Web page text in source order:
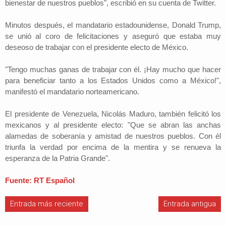
bienestar de nuestros pueblos", escribió en su cuenta de Twitter.
Minutos después, el mandatario estadounidense, Donald Trump,
se unió al coro de felicitaciones y aseguró que estaba muy
deseoso de trabajar con el presidente electo de México.
"Tengo muchas ganas de trabajar con él. ¡Hay mucho que hacer
para beneficiar tanto a los Estados Unidos como a México!",
manifestó el mandatario norteamericano.
El presidente de Venezuela, Nicolás Maduro, también felicitó los
mexicanos y al presidente electo: "Que se abran las anchas
alamedas de soberanía y amistad de nuestros pueblos. Con él
triunfa la verdad por encima de la mentira y se renueva la
esperanza de la Patria Grande".
Fuente: RT Español
Entrada más reciente Entrada antigua